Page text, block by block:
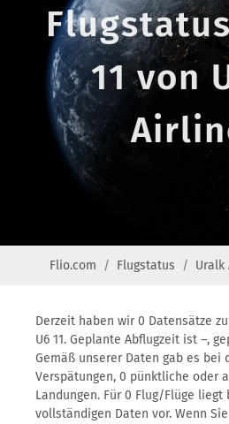
11 von
Flio.com Flugstatus Uralk
Derzeit haben wir 0 Datensätze
U6 11. Geplante Abflugzeit ist –,
Gemäß unserer Daten gab es bei
Verspätungen, 0 pünktliche oder
Landungen. Für 0 Flug/Flüge liegt
vollständigen Daten vor. Wenn